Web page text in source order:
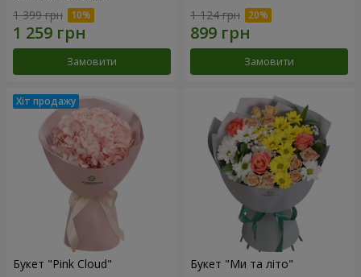
1 399 грн
Замовити
1 124 грн
Замовити
Букет "Pink Cloud" Букет "Ми та літо"